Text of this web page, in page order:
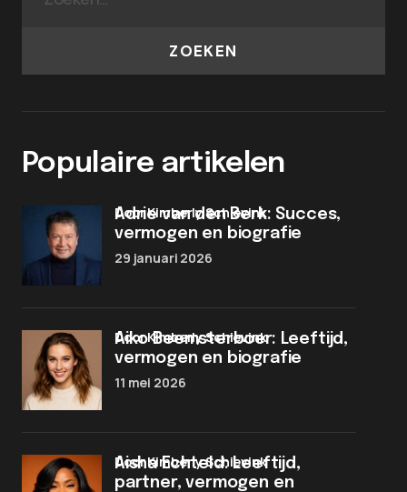
ZOEKEN
Populaire artikelen
Adrie van den Berk: Succes,
vermogen en biografie
door Kimberly Schievink
29 januari 2026
Aiko Beemsterboer: Leeftijd,
vermogen en biografie
door Kimberly Schievink
11 mei 2026
Aisha Echteld: Leeftijd,
partner, vermogen en
door Kimberly Schievink